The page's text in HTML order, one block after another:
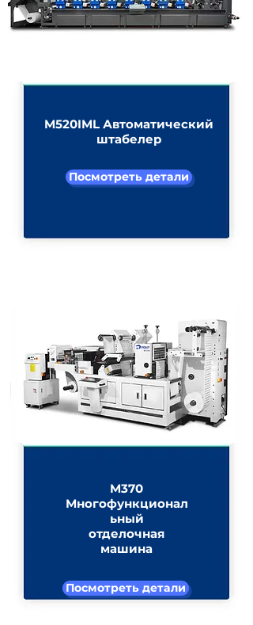
Посмотреть детали
M520IML Автоматический
штабелер
Посмотреть детали
M370
Многофункционал
ьный
отделочная
машина
Посмотреть детали